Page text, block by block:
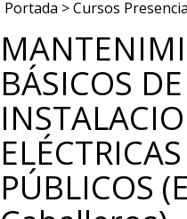
Portada >Cursos
BÁSICOS DE
PÚBLICOS